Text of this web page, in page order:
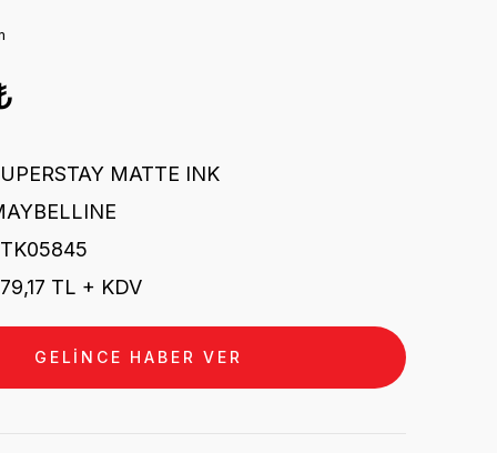
MATTE INK
TL + KDV
GELİNCE HABER VER